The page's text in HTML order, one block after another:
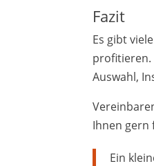
Fazit
Es gibt
profitieren.
Auswahl,
Ihnen gern
Ein